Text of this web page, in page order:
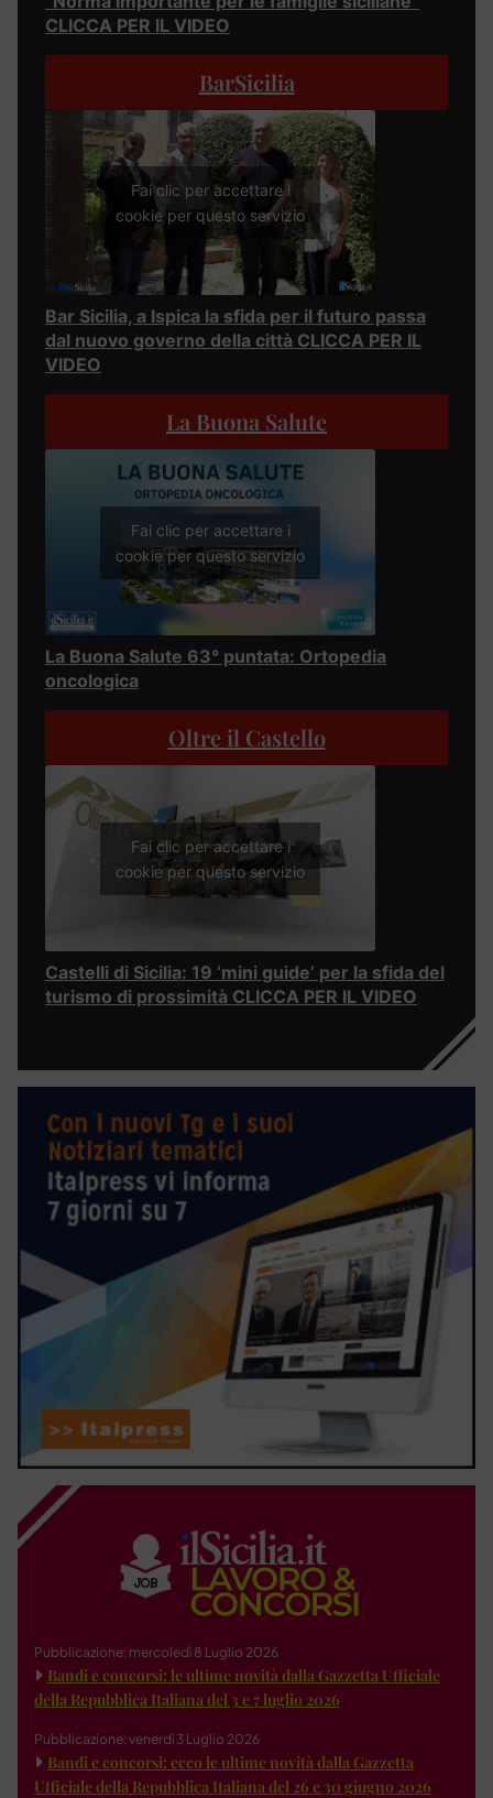
CLICCA PER IL VIDEO
BarSicilia
Fai clic per accettare i
cookie per questo servizio
Bar Sicilia, a Ispica la sfida per il futuro passa
dal nuovo governo della città CLICCA PER IL
VIDEO
La Buona Salute
Fai clic per accettare i
cookie per questo servizio
La Buona Salute 63° puntata: Ortopedia
oncologica
Oltre il Castello
Fai clic per accettare i
cookie per questo servizio
Castelli di Sicilia: 19 ‘mini guide’ per la sfida del
turismo di prossimità CLICCA PER IL VIDEO
Pubblicazione: mercoledì 8 Luglio 2026
Bandi e concorsi: le ultime novità dalla Gazzetta Ufficiale
della Repubblica Italiana del 3 e 7 luglio 2026
Pubblicazione: venerdì 3 Luglio 2026
Bandi e concorsi: ecco le ultime novità dalla Gazzetta
Ufficiale della Repubblica Italiana del 26 e 30 giugno 2026